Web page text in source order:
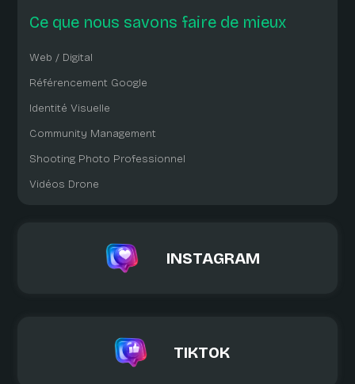
Ce que nous savons faire de mieux
Web / Digital
Référencement Google
Identité Visuelle
Community Management
Shooting Photo Professionnel
Vidéos Drone
INSTAGRAM
TIKTOK